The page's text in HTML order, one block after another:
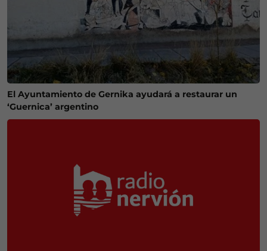
El Ayuntamiento de Gernika ayudará a restaurar un
‘Guernica’ argentino